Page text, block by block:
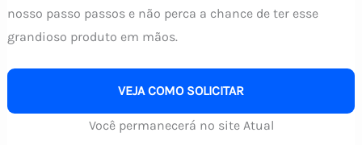
nosso passo passos e não perca a chance de ter esse
grandioso produto em mãos.
VEJA COMO SOLICITAR
Você permanecerá no site Atual